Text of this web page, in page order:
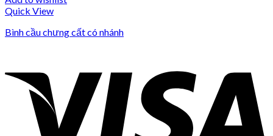
Quick View
Bình cầu chưng cất có nhánh